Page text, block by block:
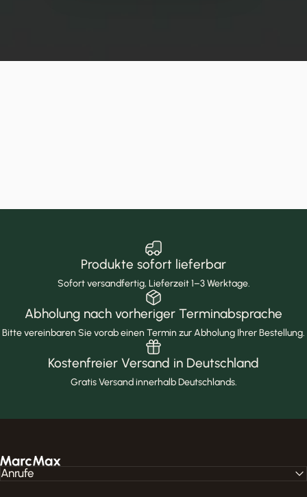
Produkte sofort lieferbar
Sofort versandfertig, Lieferzeit 1–3 Werktage.
Abholung nach vorheriger Terminabsprache
Bitte vereinbaren Sie vorab einen Termin zur Abholung Ihrer Bestellung.
Kostenfreier Versand in Deutschland
Gratis Versand innerhalb Deutschlands.
MarcMax Shop
Anrufe